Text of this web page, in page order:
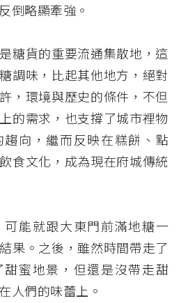
倒略顯牽強。
糖貨的重要流通集散地，這
調味，比起其他地方，絕對
，環境與歷史的條件，不但
的需求，也支撐了城市裡物
向，繼而反映在糕餅、點
食文化，成為現在府城傳統
能就跟大東門前滿地糖一
果。之後，雖然時間帶走了
蜜地景，但還是沒帶走甜
人們的味蕾上。